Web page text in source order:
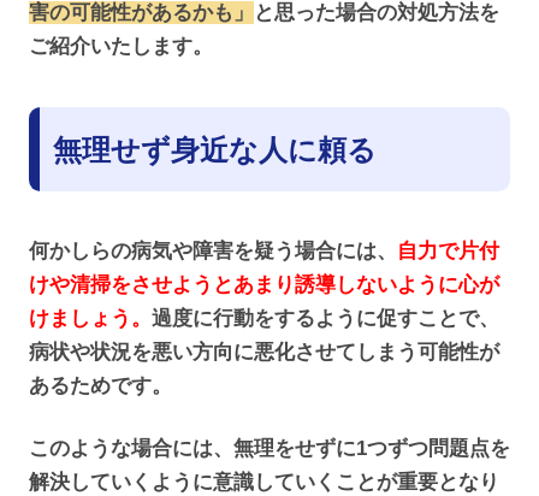
害の可能性があるかも」
と思った場合の対処方法を
ご紹介いたします。
無理せず身近な人に頼る
何かしらの病気や障害を疑う場合には、
自力で片付
けや清掃をさせようとあまり誘導しないように心が
けましょう。 過度に行動をするように促すことで、
病状や状況を悪い方向に悪化させてしまう可能性が
あるためです。
このような場合には、無理をせずに1つずつ問題点を
解決していくように意識していくことが重要となり